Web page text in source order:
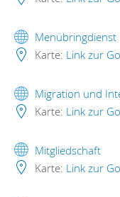
Menübringdienst
Karte: Link zur
Migration und
Karte: Link zur
Mitgliedschaft
Karte: Link zur